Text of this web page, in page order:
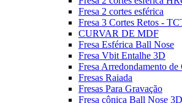
Fresa 2 cortes esférica
Fresa 3 Cortes Retos -
CURVAR DE MDF
Fresa Esférica Ball Nose
Fresa Vbit Entalhe 3D
Fresa Arredondamento de
Fresas Raiada
Fresas Para Gravação
Fresa cônica Ball Nose 3D